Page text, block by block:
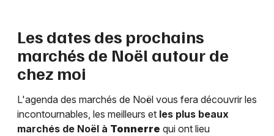
Les dates des prochains
marchés de Noël autour de
chez moi
L'agenda des marchés de Noël vous fera découvrir les
incontournables, les meilleurs et les plus beaux
marchés de Noël à Tonnerre qui ont lieu